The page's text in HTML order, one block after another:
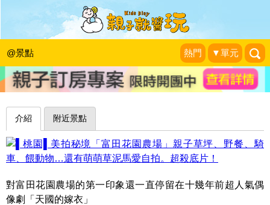
@景點 熱門 ▼單元
陽光、草地、小動物，戶外放電三寶大
集合～桃園富田花園農場
Smile Life 維媽育兒生活|2017-04-02
介紹 附近景點
對富田花園農場的第一印象還一直停留在十幾年前超人氣偶
像劇「天國的嫁衣」